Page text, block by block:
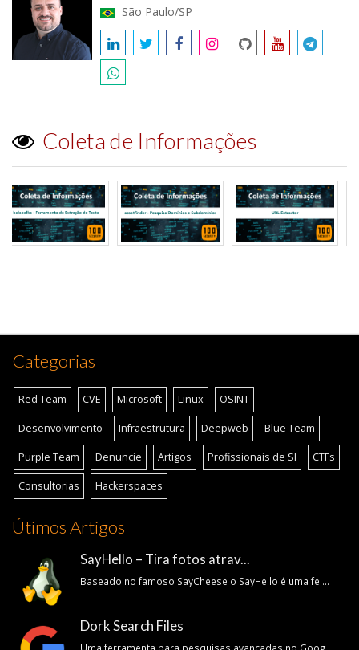
São Paulo/SP
Coleta de Informações
Categorias
Red Team CVE Microsoft Linux OSINT
Desenvolvimento Infraestrutura Deepweb Blue Team
Purple Team Denuncie Artigos Profissionais de SI CTFs
Consultorias Hackerspaces
Útimos Artigos
SayHello – Tira fotos atrav...
Baseado no famoso SayCheese o SayHello é uma fe....
Dork Search Files
Uma ferramenta para pesquisas avançadas no Goog....